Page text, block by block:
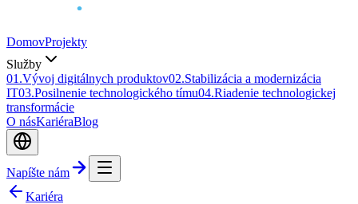
DomovProjekty
Služby
01 .Vývoj digitálnych produktov02.Stabilizácia a modernizácia
IT03.Posilnenie technologického tímu04.Riadenie technologickej
transformácie
O násKariéraBlog
Napíšte nám
Kariéra